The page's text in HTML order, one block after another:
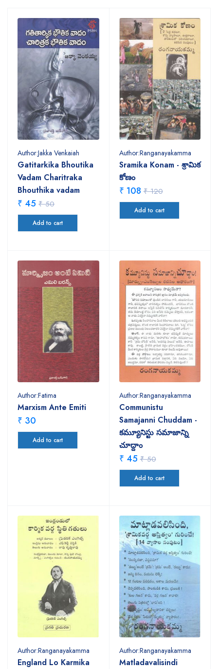
Author:Jakka Venkaiah
Gatitarkika Bhoutika
Vadam Charitraka
Bhouthika vadam
₹ 45 ₹ 50
Add to cart
Author:Ranganayakamma
Sramika Konam - శ్రామిక
కోణం
₹ 108 ₹ 120
Add to cart
Author:Fatima
Marxism Ante Emiti
₹ 30
Add to cart
Author:Ranganayakamma
Communistu
Samajanni Chuddam -
కమ్యూనిస్టు సమాజాన్ని
చూద్దాం
₹ 45 ₹ 50
Add to cart
Author:Ranganayakamma
England Lo Karmika
Author:Ranganayakamma
Matladavalisindi